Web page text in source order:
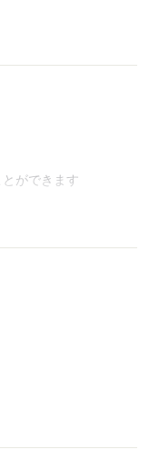
ショートステイ、ク
ができます
ます